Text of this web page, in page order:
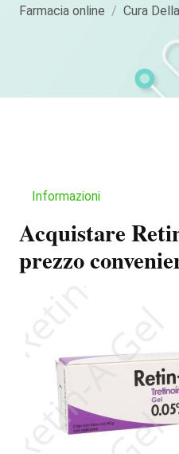
Farmacia online Cura
Informazioni
Acquistare
prezzo